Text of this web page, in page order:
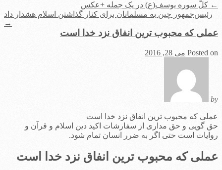
← کلّ سوره یوسف(ع) در یک جمله +عکس
رئیس‌جمهور چین به مسلمانان برای کنار گذاشتن اسلام هشدار داد
→
عملی که محبوب ترین انفاق نزد خدا است
Posted on می 28, 2016
by
عملی که محبوب ترین انفاق نزد خدا است
حق گویی و حق مداری از سفارشات اکید دین اسلام و قرآن و
روایات است حتی اگر به ضرر انسان تمام شود.
عملی که محبوب ترین انفاق نزد خدا است